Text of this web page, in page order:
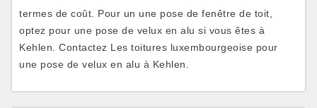
termes de coût. Pour un une pose de fenêtre de toit,
optez pour une pose de velux en alu si vous êtes à
Kehlen. Contactez Les toitures luxembourgeoise pour
une pose de velux en alu à Kehlen.